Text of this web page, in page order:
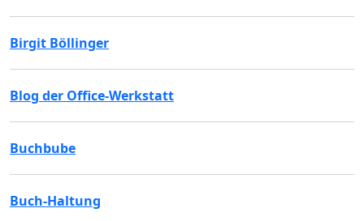
Birgit Böllinger
Blog der Office-Werkstatt
Buchbube
Buch-Haltung